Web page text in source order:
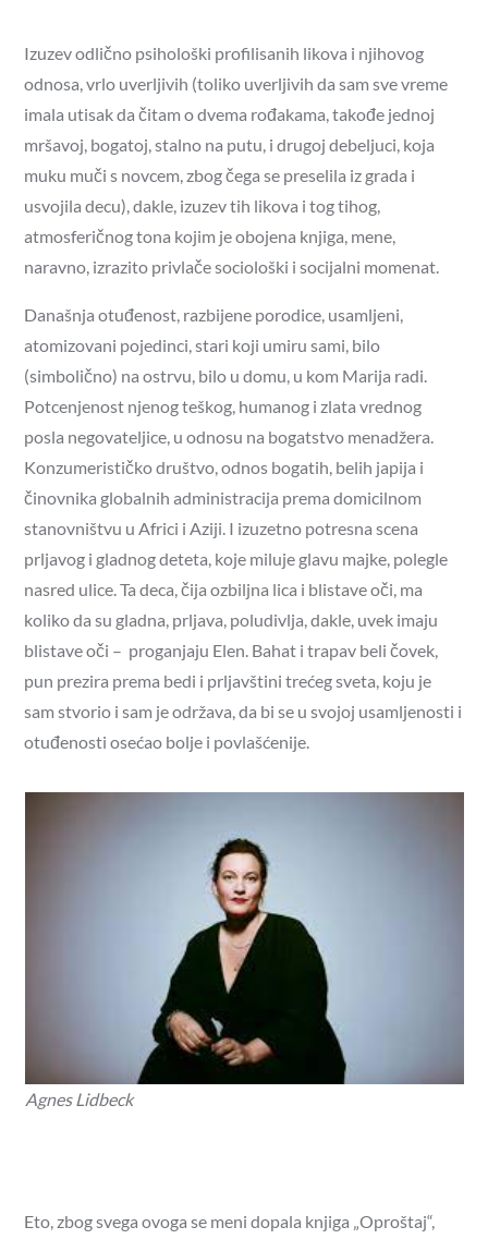
Izuzev odlično psihološki profilisanih likova i njihovog
odnosa, vrlo uverljivih (toliko uverljivih da sam sve vreme
imala utisak da čitam o dvema rođakama, takođe jednoj
mršavoj, bogatoj, stalno na putu, i drugoj debeljuci, koja
muku muči s novcem, zbog čega se preselila iz grada i
usvojila decu), dakle, izuzev tih likova i tog tihog,
atmosferičnog tona kojim je obojena knjiga, mene,
naravno, izrazito privlače sociološki i socijalni momenat.
Današnja otuđenost, razbijene porodice, usamljeni,
atomizovani pojedinci, stari koji umiru sami, bilo
(simbolično) na ostrvu, bilo u domu, u kom Marija radi.
Potcenjenost njenog teškog, humanog i zlata vrednog
posla negovateljice, u odnosu na bogatstvo menadžera.
Konzumerističko društvo, odnos bogatih, belih japija i
činovnika globalnih administracija prema domicilnom
stanovništvu u Africi i Aziji. I izuzetno potresna scena
prljavog i gladnog deteta, koje miluje glavu majke, polegle
nasred ulice. Ta deca, čija ozbiljna lica i blistave oči, ma
koliko da su gladna, prljava, poludivlja, dakle, uvek imaju
blistave oči – proganjaju Elen. Bahat i trapav beli čovek,
pun prezira prema bedi i prljavštini trećeg sveta, koju je
sam stvorio i sam je održava, da bi se u svojoj usamljenosti i
otuđenosti osećao bolje i povlašćenije.
Agnes Lidbeck
Eto, zbog svega ovoga se meni dopala knjiga „Oproštaj“,